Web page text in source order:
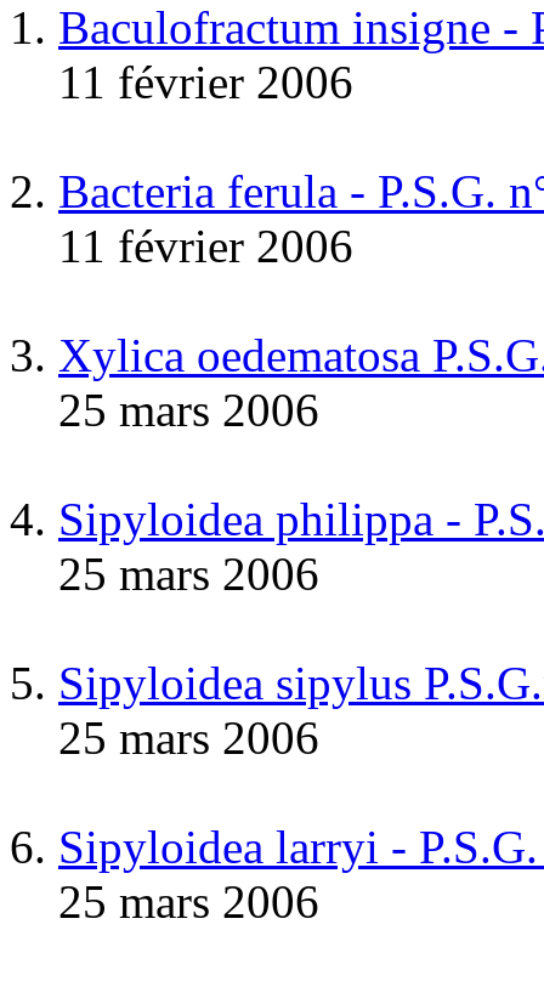
Baculofractum insigne -
11 février 2006
Bacteria ferula - P.S.G.
11 février 2006
Xylica oedematosa
25 mars 2006
Sipyloidea philippa -
25 mars 2006
Sipyloidea sipylus
25 mars 2006
Sipyloidea larryi -
25 mars 2006